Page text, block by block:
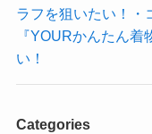
ラフを狙いたい！・
『YOURかんたん
い！
Categories